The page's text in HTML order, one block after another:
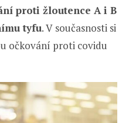
proti žloutence A i B
tyfu. V současnosti si
očkování proti covidu